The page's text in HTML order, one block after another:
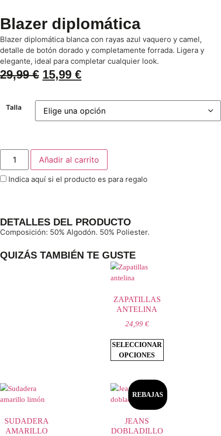
Blazer diplomática
Blazer diplomática blanca con rayas azul vaquero y camel,
detalle de botón dorado y completamente forrada. Ligera y
elegante, ideal para completar cualquier look.
29,99€ 15,99 €
Talla
Añadir al carrito
Indica aquí si el producto es para regalo
DETALLES DEL PRODUCTO
Composición: 50% Algodón. 50% Poliester.
QUIZÁS TAMBIÉN TE GUSTE
ZAPATILLAS
ANTELINA
24,99 €
SELECCIONAR
OPCIONES
SUDADERA
AMARILLO
REBAJAS
JEANS
DOBLADILLO